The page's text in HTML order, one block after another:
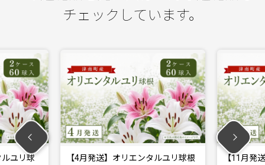
チェックしています。
球
【4月発送】オリエンタルユリ球根
【11月発送】